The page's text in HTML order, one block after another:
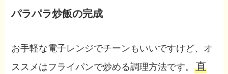
パラパラ炒飯の完成
お手軽な電子レンジでチーンもいいですけど、オ
ススメはフライパンで炒める調理方法です。直